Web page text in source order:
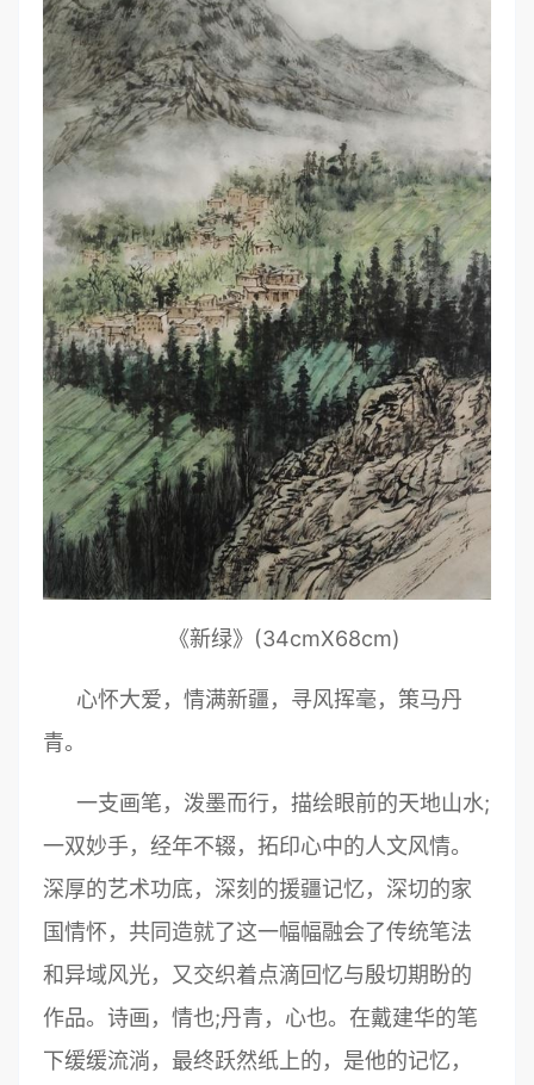
《新绿》(34cmX68cm)
心怀大爱，情满新疆，寻风挥毫，策马丹
青。
一支画笔，泼墨而行，描绘眼前的天地山水;
一双妙手，经年不辍，拓印心中的人文风情。
深厚的艺术功底，深刻的援疆记忆，深切的家
国情怀，共同造就了这一幅幅融会了传统笔法
和异域风光，又交织着点滴回忆与殷切期盼的
作品。诗画，情也;丹青，心也。在戴建华的笔
下缓缓流淌，最终跃然纸上的，是他的记忆，